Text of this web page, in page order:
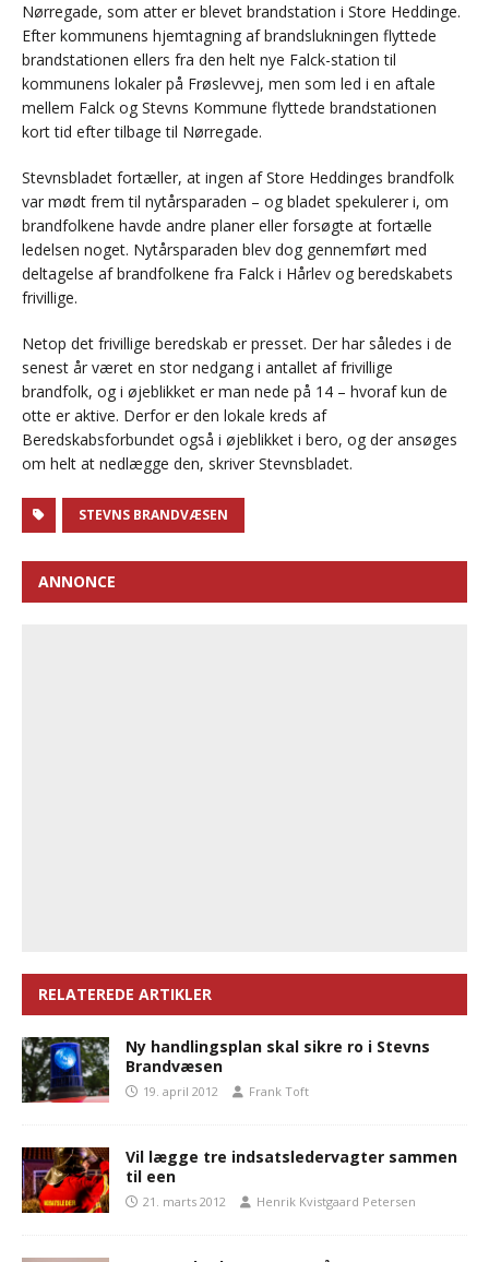
Nørregade, som atter er blevet brandstation i Store Heddinge.
Efter kommunens hjemtagning af brandslukningen flyttede
brandstationen ellers fra den helt nye Falck-station til
kommunens lokaler på Frøslevvej, men som led i en aftale
mellem Falck og Stevns Kommune flyttede brandstationen
kort tid efter tilbage til Nørregade.
Stevnsbladet fortæller, at ingen af Store Heddinges brandfolk
var mødt frem til nytårsparaden – og bladet spekulerer i, om
brandfolkene havde andre planer eller forsøgte at fortælle
ledelsen noget. Nytårsparaden blev dog gennemført med
deltagelse af brandfolkene fra Falck i Hårlev og beredskabets
frivillige.
Netop det frivillige beredskab er presset. Der har således i de
senest år været en stor nedgang i antallet af frivillige
brandfolk, og i øjeblikket er man nede på 14 – hvoraf kun de
otte er aktive. Derfor er den lokale kreds af
Beredskabsforbundet også i øjeblikket i bero, og der ansøges
om helt at nedlægge den, skriver Stevnsbladet.
STEVNS BRANDVÆSEN
ANNONCE
RELATEREDE ARTIKLER
Ny handlingsplan skal sikre ro i Stevns
Brandvæsen
19. april 2012 Frank Toft
Vil lægge tre indsatsledervagter sammen
til een
21. marts 2012 Henrik Kvistgaard Petersen